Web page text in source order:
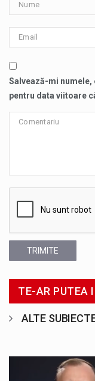
Salvează-mi
pentru data viitoare
TRIMITE
TE-AR PUTEA
ALTE